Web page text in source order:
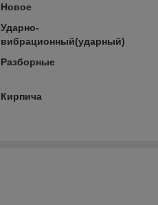
Новое
Ударно-
вибрационный(ударный)
Разборные
Кирпича